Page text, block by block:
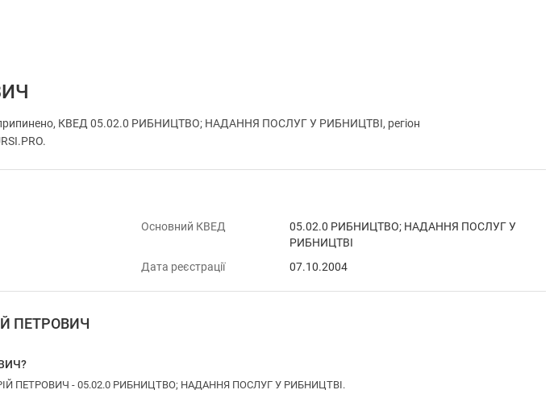
КВЕД 05.02.0 РИБНИЦТВО; НАДАННЯ ПОСЛУГ У РИБНИЦТВІ, регіон
Основний КВЕД
05.02.0 РИБНИЦТВО; НАДАННЯ ПОСЛУГ У
РИБНИЦТВІ
Дата реєстрації 07.10.2004
ПЕТРОВИЧ
ПЕТРОВИЧ - 05.02.0 РИБНИЦТВО; НАДАННЯ ПОСЛУГ У РИБНИЦТВІ.